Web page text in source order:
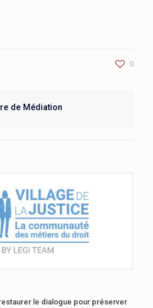
0
de Médiation
le dialogue pour préserver